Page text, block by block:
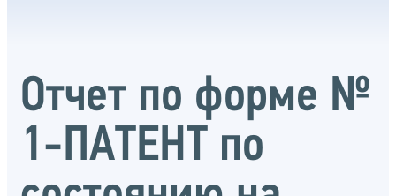
Oтчет по форме №
1-ПАТЕНТ по